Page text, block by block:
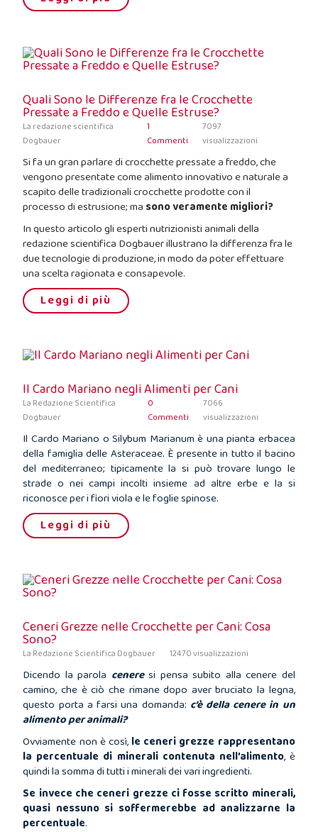
Quali Sono le Differenze fra le Crocchette
Pressate a Freddo e Quelle Estruse?
La redazione scientifica
Dogbauer
1
Commenti
7097
visualizzazioni
Si fa un gran parlare di crocchette pressate a freddo, che
vengono presentate come alimento innovativo e naturale a
scapito delle tradizionali crocchette prodotte con il
processo di estrusione; ma sono veramente migliori?
In questo articolo gli esperti nutrizionisti animali della
redazione scientifica Dogbauer illustrano la differenza fra le
due tecnologie di produzione, in modo da poter effettuare
una scelta ragionata e consapevole.
Leggi di più
Il Cardo Mariano negli Alimenti per Cani
La Redazione Scientifica
Dogbauer
0
Commenti
7066
visualizzazioni
Il Cardo Mariano o Silybum Marianum è una pianta erbacea
della famiglia delle Asteraceae. È presente in tutto il bacino
del mediterraneo; tipicamente la si può trovare lungo le
strade o nei campi incolti insieme ad altre erbe e la si
riconosce per i fiori viola e le foglie spinose.
Leggi di più
Ceneri Grezze nelle Crocchette per Cani: Cosa
Sono?
La Redazione Scientifica Dogbauer 12470 visualizzazioni
Dicendo la parola ceneresi pensa subito alla cenere del
camino, che è ciò che rimane dopo aver bruciato la legna,
questo porta a farsi una domanda: c’è della cenere in un
alimento per animali?
Ovviamente non è così, le ceneri grezze rappresentano
la percentuale di minerali contenuta nell’alimento, è
quindi la somma di tutti i minerali dei vari ingredienti.
Se invece che ceneri grezze ci fosse scritto minerali,
quasi nessuno si soffermerebbe ad analizzarne la
percentuale.